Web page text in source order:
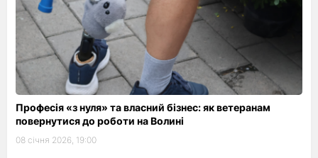
Професія «з нуля» та власний бізнес: як ветеранам
повернутися до роботи на Волині
08 січня 2026, 19:00